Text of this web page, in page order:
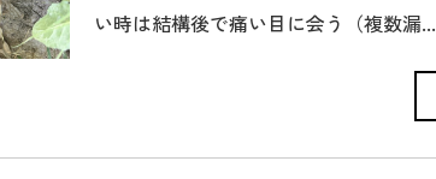
い時は結構後で痛い目に会う（複数漏...